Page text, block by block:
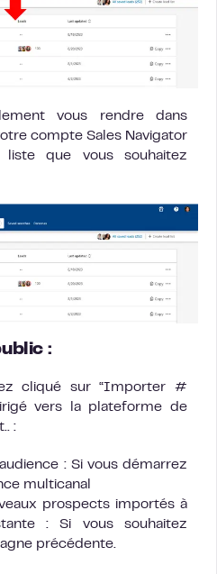
vous rendre dans
compte Sales Navigator
que vous souhaitez
:
cliqué sur “Importer #
vers la plateforme de
:
: Si vous démarrez
multicanal
prospects importés à
: Si vous souhaitez
précédente.